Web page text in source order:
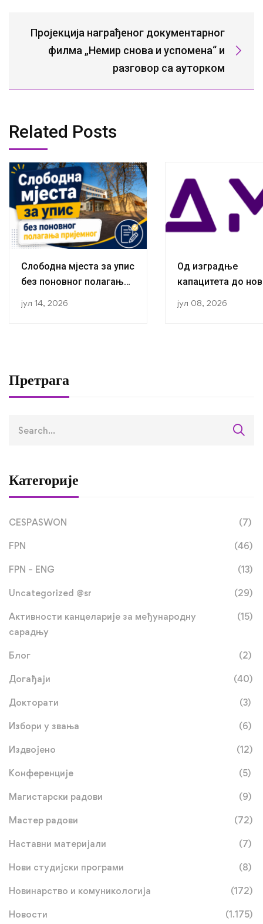
Пројекција награђеног документарног
филма „Немир снова и успомена“ и
разговор са ауторком
Related Posts
Слободна мјеста за упис
без поновног полагања
јул 14, 2026
Од изградње
капацитета до
јул 08, 2026
Претрага
Категорије
CESPASWON (7)
FPN (46)
FPN – ENG (13)
Uncategorized @sr (29)
Активности канцеларије за међународну
сарадњу
(15)
Блог (2)
Догађаји (40)
Докторати (3)
Избори у звања (6)
Издвојено (12)
Конференције (5)
Магистарски радови (9)
Мастер радови (72)
Наставни материјали (7)
Нови студијски програми (8)
Новинарство и комуникологија (172)
Новости (1.175)